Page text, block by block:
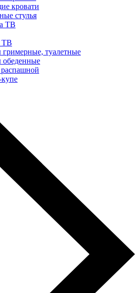
кровати
стулья
ТВ
ТВ
туалетные
обеденные